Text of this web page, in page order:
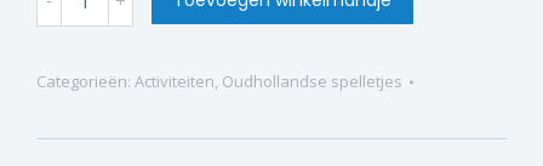
gooien
Categorieën: Activiteiten, Oudhollandse spelletjes